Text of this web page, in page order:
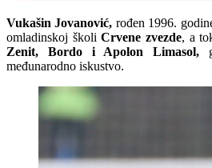
Vukašin Jovanović, rođen 1996.
omladinskoj školiCrvene zvezde, a
Zenit, Bordo i Apolon Limasol,
međunarodno iskustvo.